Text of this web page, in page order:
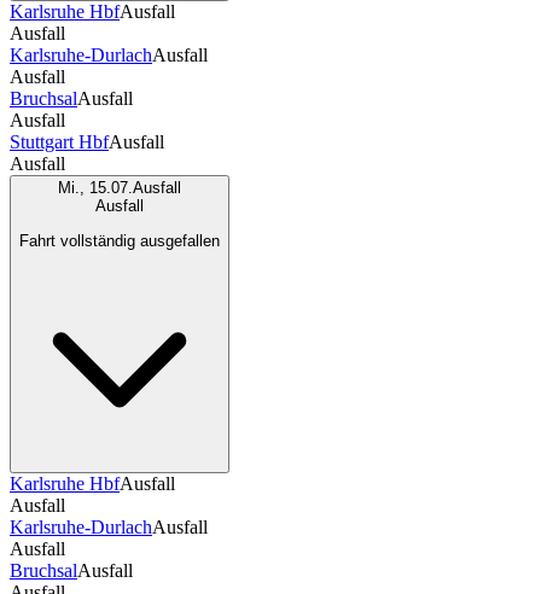
Karlsruhe HbfAusfall
Ausfall
Karlsruhe-DurlachAusfall
Ausfall
BruchsalAusfall
Ausfall
Stuttgart HbfAusfall
Ausfall
Mi., 15.07.Ausfall
Ausfall
Fahrt vollständig ausgefallen
Karlsruhe HbfAusfall
Ausfall
Karlsruhe-DurlachAusfall
Ausfall
BruchsalAusfall